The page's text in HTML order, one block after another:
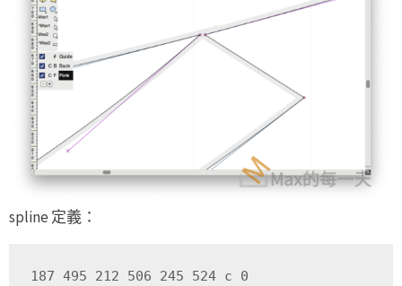
spline 定義：
187 495 212 506 245 524 c 0